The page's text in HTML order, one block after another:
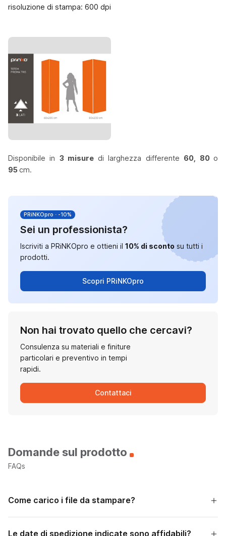
risoluzione di stampa: 600 dpi
Disponibile in 3 misure di larghezza differente 60, 80 o
95cm.
PRiNKOpro · -10%
Sei un professionista?
Iscriviti a PRiNKOpro e ottieni il 10% di sconto su tutti i
prodotti.
Scopri PRiNKOpro
Non hai trovato quello che cercavi?
Consulenza su materiali e finiture
particolari e preventivo in tempi
rapidi.
Contattaci
Domande sul prodotto
FAQs
Come carico i file da stampare?
Le date di spedizione indicate sono affidabili?